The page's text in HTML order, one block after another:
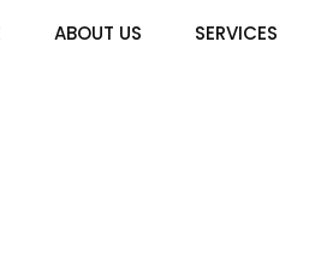
ABOUT US SERVICES